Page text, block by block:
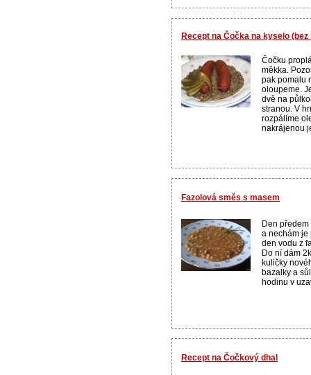
Recept na Čočka na kyselo (bez
Čočku
měkka.
pak pomalu
oloupeme.
dvě na
stranou. V
rozpálíme
nakrájenou
Fazolová směs s masem
Den
a nechám je
den vodu z
Do ní dám
kuličky
bazalky a
hodinu v
Recept na Čočkový dhal